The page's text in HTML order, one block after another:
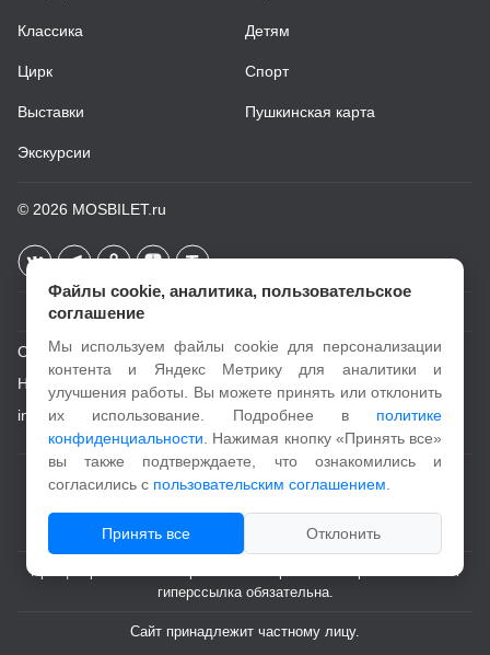
Классика
Цирк
Выставки
Экскурсии
Детям
Спорт
Пушкинская карта
© 2026 MOSBILET.ru
О проекте
Новости
info@mosbilet.ru
Пользовательское соглашение
Политика конфиденциальности
При цитировании и копировании материалов с портала активная
гиперссылка обязательна.
Сайт принадлежит частному лицу.
Файлы cookie, аналитика, пользовательское
соглашение
Мы используем файлы cookie для персонализации
контента и Яндекс Метрику для аналитики и
улучшения работы. Вы можете принять или отклонить
их использование. Подробнее в политике
конфиденциальности . Нажимая кнопку «Принять все»
вы также подтверждаете, что ознакомились и
согласились с пользовательским соглашением
Принять все Отклонить